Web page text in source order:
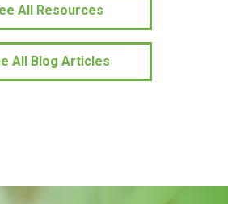
All Resources
All Blog Articles